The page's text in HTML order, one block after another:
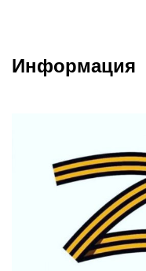
Информация